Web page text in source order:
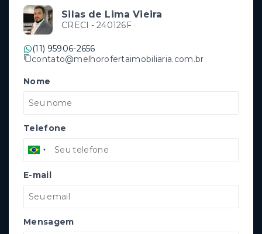
Silas de Lima Vieira
CRECI - 240126F
(11) 95906-2656
contato@melhorofertaimobiliaria.com.br
Nome
Telefone
E-mail
Mensagem